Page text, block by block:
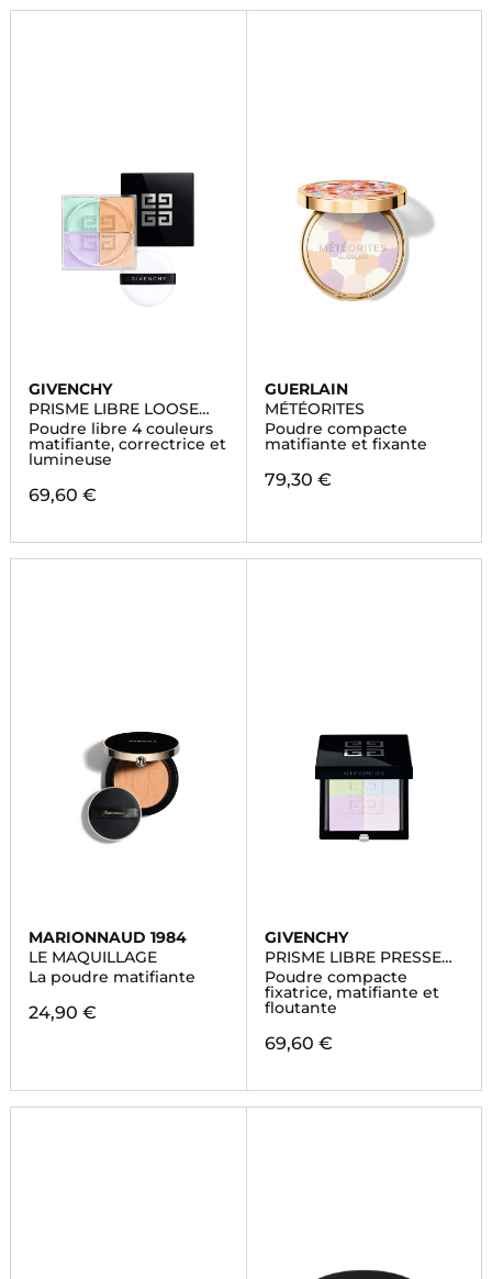
GIVENCHY
PRISME LIBRE LOOSE
POWDER
Poudre libre 4 couleurs
matifiante, correctrice et
lumineuse
69,60 €
GUERLAIN
MÉTÉORITES
Poudre compacte
matifiante et fixante
79,30 €
MARIONNAUD 1984
LE MAQUILLAGE
La poudre matifiante
24,90 €
GIVENCHY
PRISME LIBRE PRESSED
POWDER
Poudre compacte
fixatrice, matifiante et
floutante
69,60 €